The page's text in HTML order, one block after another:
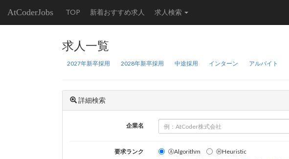
AtCoderJobs TOP 新着おすすめ求人 求人検索
求人一覧
2027年新卒採用 2028年新卒採用 中途採用 インターン アルバイト
詳細検索
企業名
要求ランク ⒶAlgorithm
ⒽHeuristic